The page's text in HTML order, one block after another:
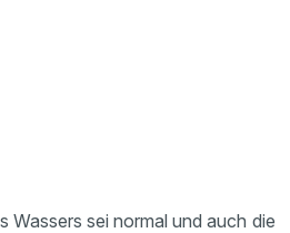
Wassers sei normal und auch die